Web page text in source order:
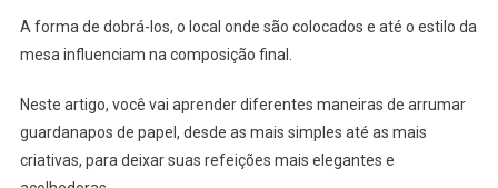
A forma de dobrá-los, o local onde são colocados e até o estilo da
mesa influenciam na composição final.
Neste artigo, você vai aprender diferentes maneiras de arrumar
guardanapos de papel, desde as mais simples até as mais
criativas, para deixar suas refeições mais elegantes e